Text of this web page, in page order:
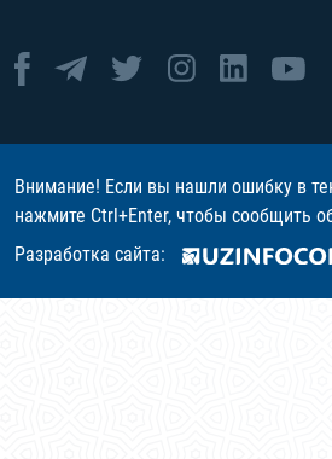
Внимание! Если вы нашли ошибку в
нажмите Ctrl+Enter, чтобы сообщить
Разработка сайта: